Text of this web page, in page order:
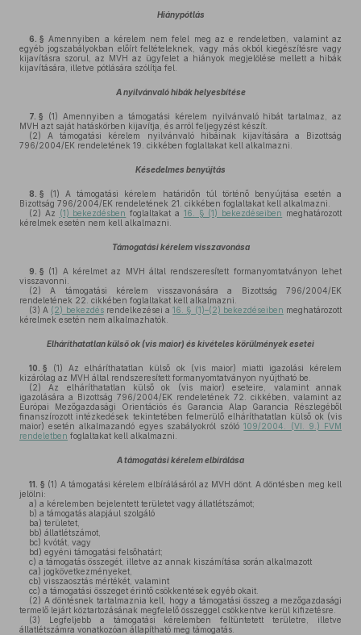
Hiánypótlás
6. § Amennyiben a kérelem nem felel meg az e rendeletben, valamint az
egyéb jogszabályokban előírt feltételeknek, vagy más okból kiegészítésre vagy
kijavításra szorul, az MVH az ügyfelet a hiányok megjelölése mellett a hibák
kijavítására, illetve pótlására szólítja fel.
A nyilvánvaló hibák helyesbítése
7. § (1) Amennyiben a támogatási kérelem nyilvánvaló hibát tartalmaz, az
MVH azt saját hatáskörben kijavítja, és arról feljegyzést készít.
(2) A támogatási kérelem nyilvánvaló hibáinak kijavítására a Bizottság
796/2004/EK rendeletének 19. cikkében foglaltakat kell alkalmazni.
Késedelmes benyújtás
8. § (1) A támogatási kérelem határidőn túl történő benyújtása esetén a
Bizottság 796/2004/EK rendeletének 21. cikkében foglaltakat kell alkalmazni.
(2) Az (1) bekezdésben foglaltakat a 16. § (1) bekezdéseiben meghatározott
kérelmek esetén nem kell alkalmazni.
Támogatási kérelem visszavonása
9. § (1) A kérelmet az MVH által rendszeresített formanyomtatványon lehet
visszavonni.
(2) A támogatási kérelem visszavonására a Bizottság 796/2004/EK
rendeletének 22. cikkében foglaltakat kell alkalmazni.
(3) A (2) bekezdésrendelkezései a16. § (1)–(2) bekezdéseiben meghatározott
kérelmek esetén nem alkalmazhatók.
Elháríthatatlan külső ok (vis maior) és kivételes körülmények esetei
10. § (1) Az elháríthatatlan külső ok (vis maior) miatti igazolási kérelem
kizárólag az MVH által rendszeresített formanyomtatványon nyújtható be.
(2) Az elháríthatatlan külső ok (vis maior) eseteire, valamint annak
igazolására a Bizottság 796/2004/EK rendeletének 72. cikkében, valamint az
Európai Mezőgazdasági Orientációs és Garancia Alap Garancia Részlegéből
finanszírozott intézkedések tekintetében felmerülő elháríthatatlan külső ok (vis
maior) esetén alkalmazandó egyes szabályokról szóló109/2004. (VI. 9.) FVM
rendeletben foglaltakat kell alkalmazni.
A támogatási kérelem elbírálása
11. § (1) A támogatási kérelem elbírálásáról az MVH dönt. A döntésben meg kell
jelölni:
a) a kérelemben bejelentett területet vagy állatlétszámot;
b) a támogatás alapjául szolgáló
ba) területet,
bb) állatlétszámot,
bc) kvótát, vagy
bd) egyéni támogatási felsőhatárt;
c) a támogatás összegét, illetve az annak kiszámítása során alkalmazott
ca) jogkövetkezményeket,
cb) visszaosztás mértékét, valamint
cc) a támogatási összeget érintő csökkentések egyéb okait.
(2) A döntésnek tartalmaznia kell, hogy a támogatási összeg a mezőgazdasági
termelő lejárt köztartozásának megfelelő összeggel csökkentve kerül kifizetésre.
(3) Legfeljebb a támogatási kérelemben feltüntetett területre, illetve
állatlétszámra vonatkozóan állapítható meg támogatás.